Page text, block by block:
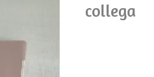
collega